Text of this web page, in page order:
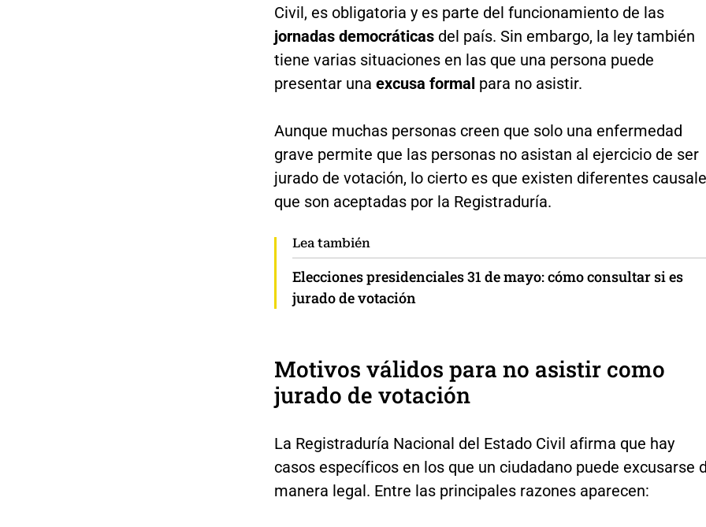
Civil, es obligatoria y es parte del funcionamiento de las
jornadas democráticasdel país. Sin embargo, la ley también
tiene varias situaciones en las que una persona puede
presentar una excusa formal para no asistir.
Aunque muchas personas creen que solo una enfermedad
grave permite que las personas no asistan al ejercicio de ser
jurado de votación, lo cierto es que existen diferentes
que son aceptadas por la Registraduría.
Lea también
Elecciones presidenciales 31 de mayo: cómo consultar si es
jurado de votación
Motivos válidos para no asistir como
jurado de votación
La Registraduría Nacional del Estado Civil afirma que hay
casos específicos en los que un ciudadano puede excusarse
manera legal. Entre las principales razones aparecen: